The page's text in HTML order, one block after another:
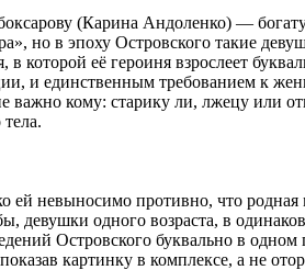
(Карина Андоленко) —
но в эпоху Островского такие
которой её героиня взрослеет
и единственным требованием к
кому: старику ли, лжецу или
невыносимо противно, что родная
девушки одного возраста, в
Островского буквально в
картинку в комплексе, а не